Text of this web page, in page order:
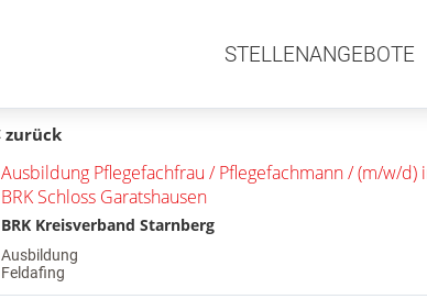
STELLENANGEBOTE
zurück
Ausbildung Pflegefachfrau / Pflegefachmann / (m/w/d)
BRK Schloss Garatshausen
BRK Kreisverband Starnberg
Ausbildung
Feldafing